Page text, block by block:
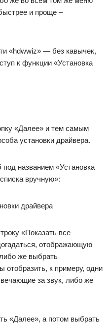
и проще –
«hdwwiz» — без кавычек,
к функции «Установка
«Далее» и тем самым
установки драйвера.
под названием «Установка
вручную»:
«Показать все
отображающую
же выбрать
отобразить, к примеру, одни
за звук, либо же
«Далее», а потом выбрать